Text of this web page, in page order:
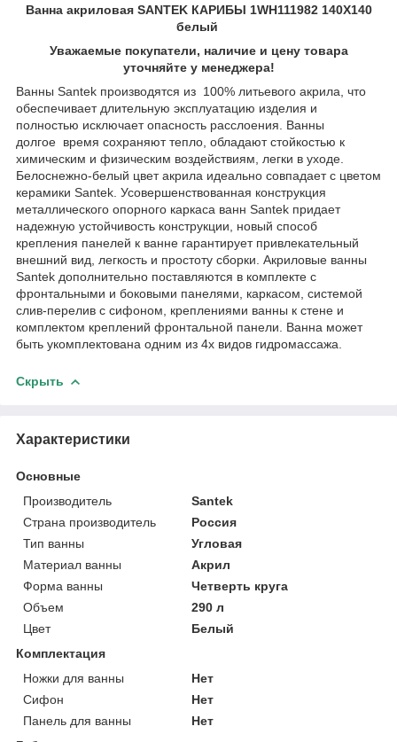
Ванна акриловая SANTEK КАРИБЫ 1WH111982 140Х140
белый
Уважаемые покупатели, наличие и цену товара
уточняйте у менеджера!
Ванны Santek производятся из 100% литьевого акрила, что
обеспечивает длительную эксплуатацию изделия и
полностью исключает опасность расслоения. Ванны
долгое время сохраняют тепло, обладают стойкостью к
химическим и физическим воздействиям, легки в уходе.
Белоснежно-белый цвет акрила идеально совпадает с цветом
керамики Santek. Усовершенствованная конструкция
металлического опорного каркаса ванн Santek придает
надежную устойчивость конструкции, новый способ
крепления панелей к ванне гарантирует привлекательный
внешний вид, легкость и простоту сборки. Акриловые ванны
Santek дополнительно поставляются в комплекте с
фронтальными и боковыми панелями, каркасом, системой
слив-перелив с сифоном, креплениями ванны к стене и
комплектом креплений фронтальной панели. Ванна может
быть укомплектована одним из 4х видов гидромассажа.
Скрыть
Характеристики
Основные
Производитель
Santek
Страна производитель
Россия
Тип ванны
Угловая
Материал ванны
Акрил
Форма ванны
Четверть круга
Объем
290 л
Цвет
Белый
Комплектация
Ножки для ванны
Нет
Сифон
Нет
Панель для ванны
Нет